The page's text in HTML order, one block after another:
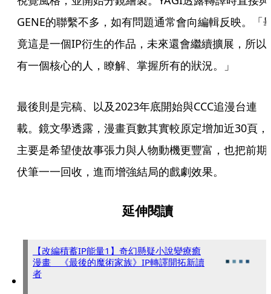
GENE的聯繫不多，如有問題通常會向編輯反映。「
竟這是一個IP衍生的作品，未來還會繼續擴展，所以
有一個核心的人，瞭解、掌握所有的狀況。」
最後則是完稿、以及2023年底開始與CCC追漫台連
載。鏡文學透露，漫畫頁數其實較原定增加近30頁，
主要是希望使故事張力與人物動機更豐富，也把前期
伏筆一一回收，進而增強結局的戲劇效果。
延伸閱讀
【改編積蓄IP能量1】奇幻懸疑小說變療癒
漫畫 《最後的魔術家族》IP轉譯開拓新讀
者